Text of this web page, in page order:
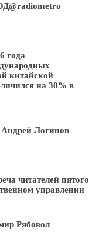
года
китайской
на 30% в
Логинов
читателей пятого
управлении
Рябовол